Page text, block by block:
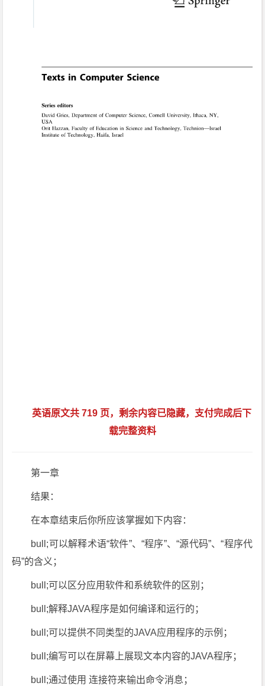
英语原文共 719 页，剩余内容已隐藏，支付完成后下
载完整资料
第一章
结果：
在本章结束后你所应该掌握如下内容：
bull;可以解释术语“软件”、“程序”、“源代码”、“程序代
码”的含义；
bull;可以区分应用软件和系统软件的区别；
bull;解释JAVA程序是如何编译和运行的；
bull;可以提供不同类型的JAVA应用程序的示例；
bull;编写可以在屏幕上展现文本内容的JAVA程序；
bull;通过使用 连接符来输出命令消息；